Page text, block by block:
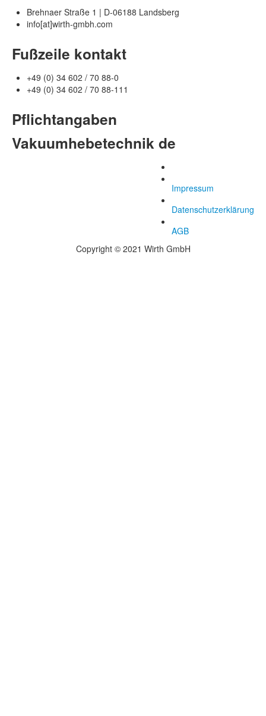
Brehnaer Straße 1 | D-06188 Landsberg
info[at]wirth-gmbh.com
Fußzeile kontakt
+49 (0) 34 602 / 70 88-0
+49 (0) 34 602 / 70 88-111
Pflichtangaben
Vakuumhebetechnik de
Impressum
Datenschutzerklärung
AGB
Copyright © 2021 Wirth GmbH